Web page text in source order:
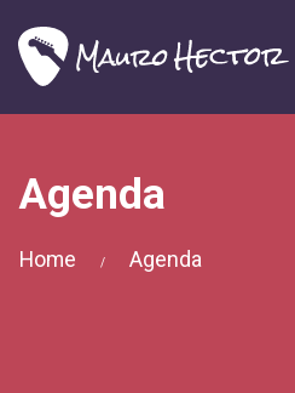
Agenda
Home / Agenda